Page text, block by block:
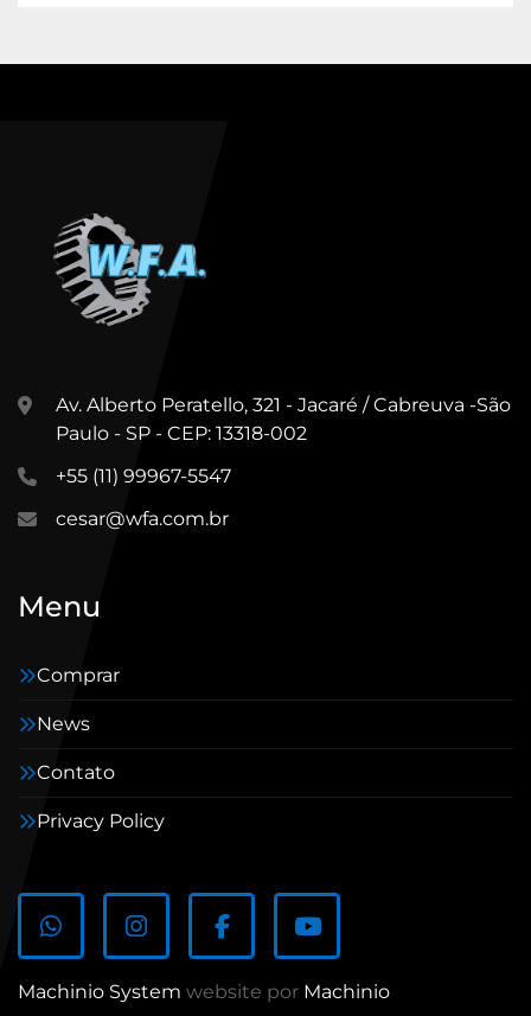
Av. Alberto Peratello, 321 - Jacaré / Cabreuva -São
Paulo - SP - CEP: 13318-002
+55 (11) 99967-5547
cesar@wfa.com.br
Menu
Comprar
News
Contato
Privacy Policy
whatsappinstagramfacebookyoutube
Machinio System website por Machinio